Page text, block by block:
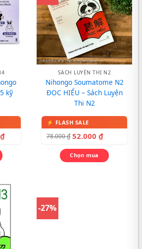
kỹ
₫
SÁCH LUYỆN THI N2
Nihongo Soumatome N2
ĐỌC HIỂU – Sách Luyện
Thi N2
78.000₫ 52.000 ₫
Chọn mua
-27%